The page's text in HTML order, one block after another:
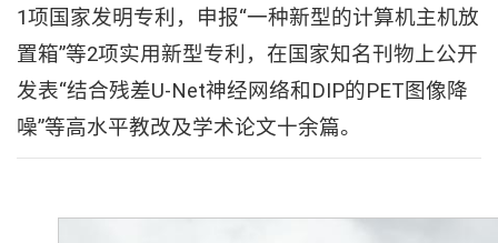
1项国家发明专利，申报“一种新型的计算机主机放
置箱”等2项实用新型专利，在国家知名刊物上公开
发表“结合残差U-Net神经网络和DIP的PET图像降
噪”等高水平教改及学术论文十余篇。